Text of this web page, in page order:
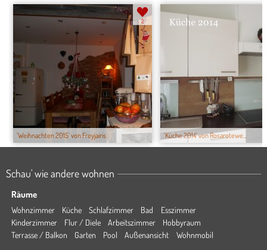
'Weihnachten 2015' von Freyjairis
2
'Küche 2014' von Rosarotewe...
Schau' wie andere wohnen
Räume
Wohnzimmer Küche Schlafzimmer Bad
Esszimmer
Kinderzimmer
Flur / Diele Arbeitszimmer
Hobbyraum
Terrasse / Balkon
Garten Pool Außenansicht Wohnmobil